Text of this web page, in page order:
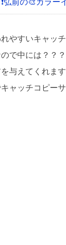
弘前の🎨カラー
やすいキャッ
で中には？？
与えてくれま
ャッチコピー